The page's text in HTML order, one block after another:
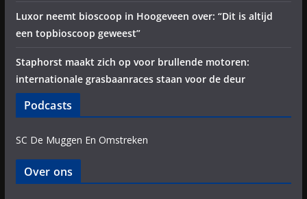
Luxor neemt bioscoop in Hoogeveen over: “Dit is altijd
een topbioscoop geweest”
Staphorst maakt zich op voor brullende motoren:
internationale grasbaanraces staan voor de deur
Podcasts
SC De Muggen En Omstreken
Over ons